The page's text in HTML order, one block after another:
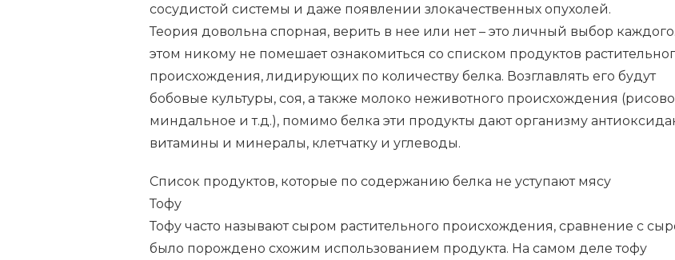
сосудистой системы и даже появлении злокачественных опухолей.
Теория довольна спорная, верить в нее или нет – это личный выбор
этом никому не помешает ознакомиться со списком продуктов
происхождения, лидирующих по количеству белка. Возглавлять его будут
бобовые культуры, соя, а также молоко неживотного происхождения
миндальное и т.д.), помимо белка эти продукты дают организму
витамины и минералы, клетчатку и углеводы.
Список продуктов, которые по содержанию белка не уступают мясу
Тофу
Тофу часто называют сыром растительного происхождения, сравнение с
было порождено схожим использованием продукта. На самом деле тофу